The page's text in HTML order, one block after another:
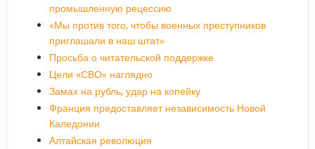
промышленную рецессию
«Мы против того, чтобы военных преступников
приглашали в наш штат»
Просьба о читательской поддержке
Цели «СВО» наглядно
Замах на рубль, удар на копейку
Франция предоставляет независимость Новой
Каледонии
Алтайская революция